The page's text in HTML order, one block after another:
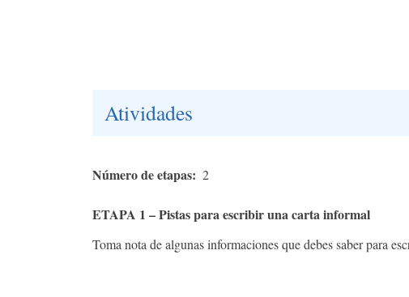
Atividades
Número de etapas 2
ETAPA 1 – Pistas para escribir una carta informal
Toma nota de algunas informaciones que debes saber para